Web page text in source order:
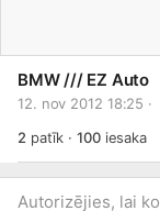
BMW /// EZ Auto
12. nov 2012 18:25 ·
2 patīk ·100iesaka
Autorizējies, lai